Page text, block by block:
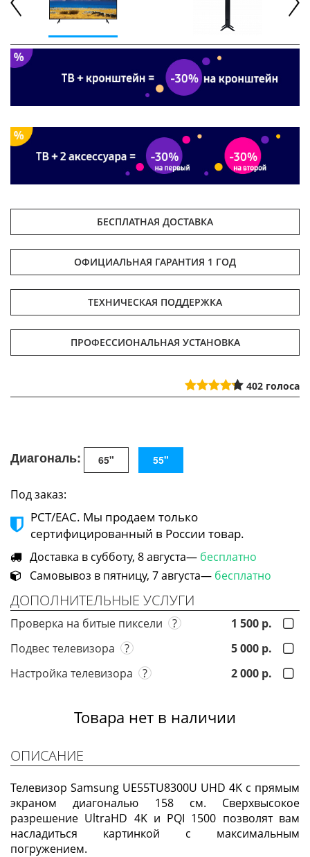
БЕСПЛАТНАЯ ДОСТАВКА
ОФИЦИАЛЬНАЯ ГАРАНТИЯ 1 ГОД
ТЕХНИЧЕСКАЯ ПОДДЕРЖКА
ПРОФЕССИОНАЛЬНАЯ УСТАНОВКА
402 голоса
Диагональ: 65" 55"
Под заказ:
РСТ/ЕАС. Мы продаем только
сертифицированный в России товар.
Доставка в субботу, 8 августа— бесплатно
Самовывоз в пятницу, 7 августа— бесплатно
ДОПОЛНИТЕЛЬНЫЕ УСЛУГИ
Проверка на битые пиксели ?
1 500 р.
Подвес телевизора
?
5 000 р.
Настройка телевизора
? 2 000 р.
Товара нет в наличии
ОПИСАНИЕ
Телевизор Samsung UE55TU8300U UHD 4K с прямым
экраном диагональю 158 см. Сверхвысокое
разрешение UltraHD 4K и PQI 1500 позволят вам
насладиться картинкой с максимальным
погружением.